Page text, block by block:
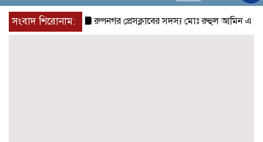
navigation
সংবাদ শিরোনাম:রুপনগর প্রেসক্লাবের সদস্য মোঃ রুহুল আমিন এর